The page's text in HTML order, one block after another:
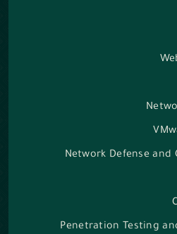
Network Defense and
Penetration Testing